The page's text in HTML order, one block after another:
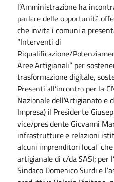
l’Amministrazione ha
parlare delle opportunità
che invita i comuni a
“Interventi di
Riqualificazione/
Aree Artigianali” per
trasformazione digitale,
Presenti all’incontro per la
Nazionale dell'Artigianato e
Impresa) il Presidente
vice/presidente Giovanni
infrastrutture e relazioni
alcuni imprenditori locali che
artigianale di c/da SASI; per
Sindaco Domenico Surdi e